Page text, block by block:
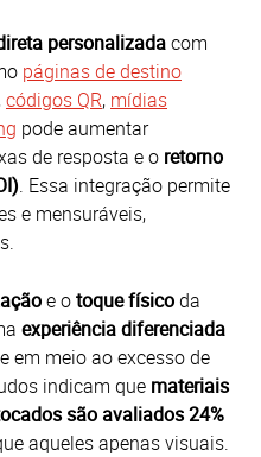
personalizadacom
páginas de destino
,códigos QR, mídias
pode aumentar
de resposta e o retorno
. Essa integração permite
e mensuráveis,
e otoque físicoda
experiência diferenciada
em meio ao excesso de
indicam que materiais
são avaliados 24%
aqueles apenas visuais.